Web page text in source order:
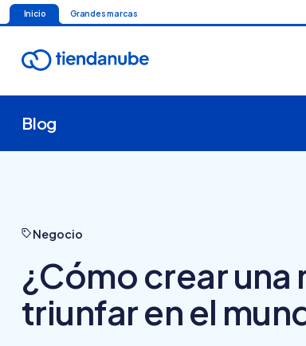
Inicio Grandes marcas
Blog
Negocio
¿Cómo crear una
triunfar en el